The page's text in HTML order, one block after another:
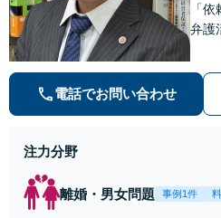
「
弁護
実
に
電話でお問い合わせ
注力分野
離婚・男女問題 事例1件